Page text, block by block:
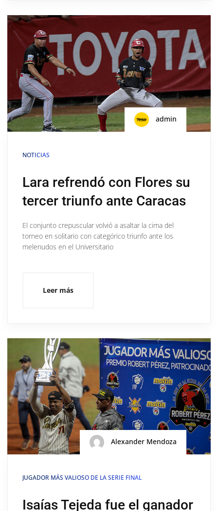
admin
NOTICIAS
Lara refrendó con Flores su
tercer triunfo ante Caracas
El conjunto crepuscular volvió a asaltar la cima del
torneo en solitario con categórico triunfo ante los
melenudos en el Universitario
Leer más
Alexander Mendoza
JUGADOR MÁS VALIOSO DE LA SERIE FINAL
Isaías Tejeda fue el ganador